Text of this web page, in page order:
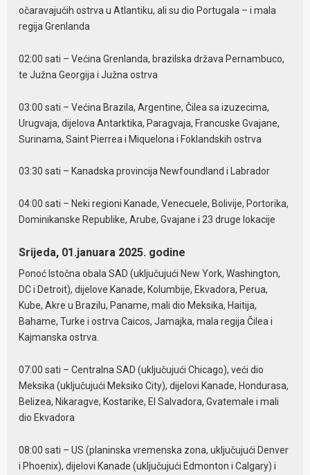
očaravajućih ostrva u Atlantiku, ali su dio Portugala – i mala
regija Grenlanda
02:00 sati – Većina Grenlanda, brazilska država Pernambuco,
te Južna Georgija i Južna ostrva
03:00 sati – Većina Brazila, Argentine, Čilea sa izuzecima,
Urugvaja, dijelova Antarktika, Paragvaja, Francuske Gvajane,
Surinama, Saint Pierrea i Miquelona i Foklandskih ostrva
03:30 sati – Kanadska provincija Newfoundland i Labrador
04:00 sati – Neki regioni Kanade, Venecuele, Bolivije, Portorika,
Dominikanske Republike, Arube, Gvajane i 23 druge lokacije
Srijeda, 01.januara 2025. godine
Ponoć Istočna obala SAD (uključujući New York, Washington,
DC i Detroit), dijelove Kanade, Kolumbije, Ekvadora, Perua,
Kube, Akre u Brazilu, Paname, mali dio Meksika, Haitija,
Bahame, Turke i ostrva Caicos, Jamajka, mala regija Čilea i
Kajmanska ostrva.
07:00 sati – Centralna SAD (uključujući Chicago), veći dio
Meksika (uključujući Meksiko City), dijelovi Kanade, Hondurasa,
Belizea, Nikaragve, Kostarike, El Salvadora, Gvatemale i mali
dio Ekvadora
08:00 sati – US (planinska vremenska zona, uključujući Denver
i Phoenix), dijelovi Kanade (uključujući Edmonton i Calgary) i